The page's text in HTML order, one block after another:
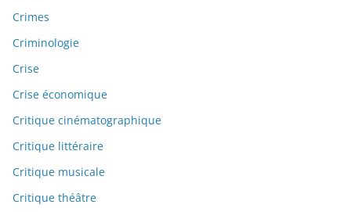
Crimes
Criminologie
Crise
Crise économique
Critique cinématographique
Critique littéraire
Critique musicale
Critique théâtre